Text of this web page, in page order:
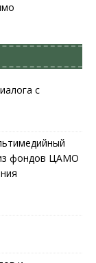
с
фондов ЦАМО